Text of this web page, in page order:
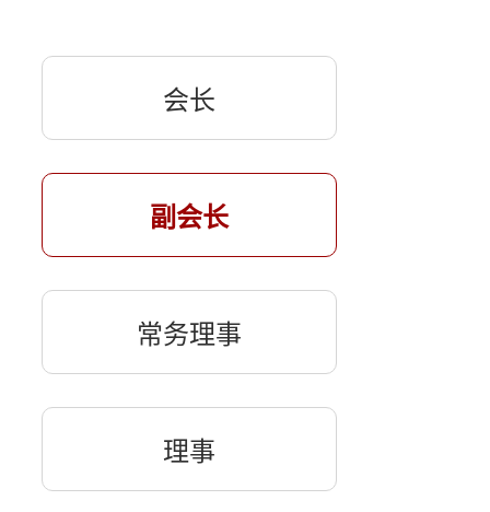
会长
副会长
常务理事
理事